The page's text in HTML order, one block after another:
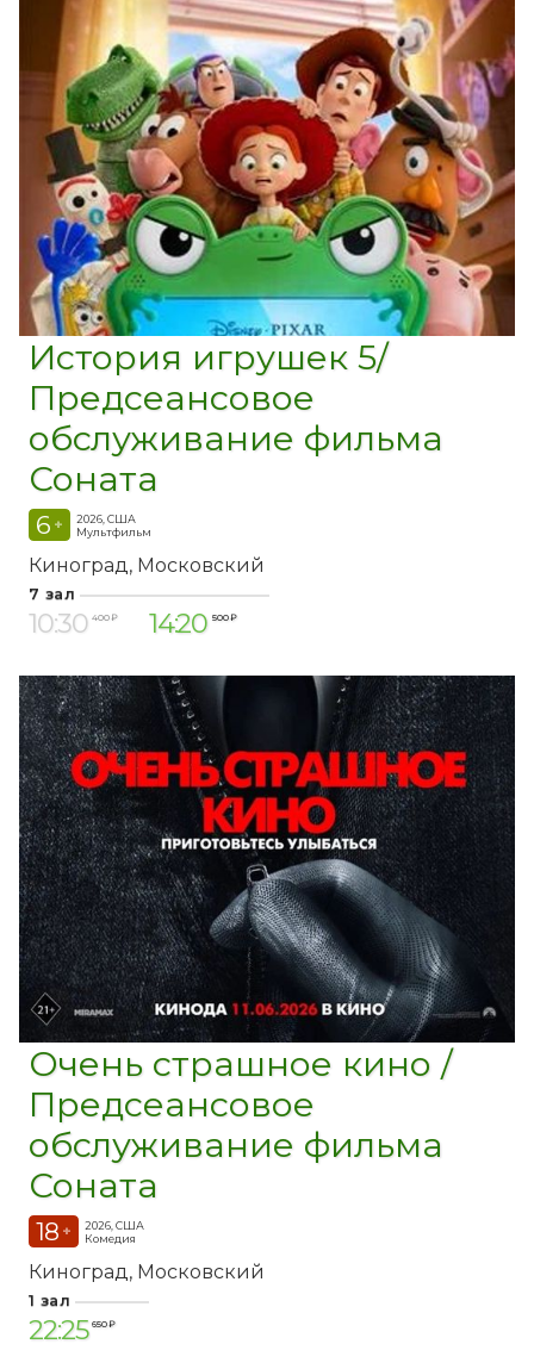
История игрушек 5/
Предсеансовое
обслуживание фильма
Соната
6 +
2026, США
Мультфильм
Киноград Московский
7 зал
10:30 400 ₽ 14:20 500 ₽
Очень страшное кино /
Предсеансовое
обслуживание фильма
Соната
18 +
2026, США
Комедия
Киноград Московский
1 зал
22:25 650 ₽